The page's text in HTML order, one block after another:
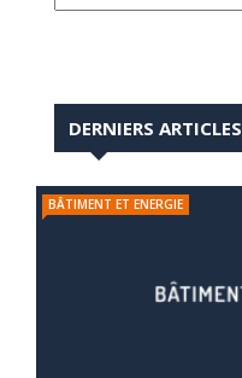
DERNIERS ARTICLES
BÂTIMENT ET ENERGIE